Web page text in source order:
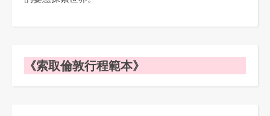
《索取倫敦行程範本》